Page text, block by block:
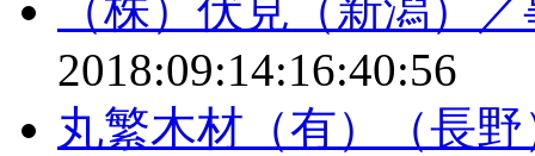
（株）伏見（新潟）
2018:09:14:16:40:56
丸繁木材（有）（長